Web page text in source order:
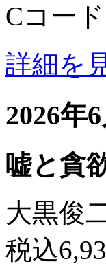
Cコー
詳細を
2026年
嘘と貪
大黒俊
税込